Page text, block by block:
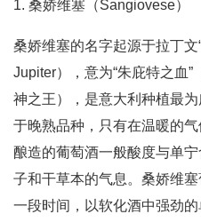
1. 桑娇维塞（Sangiovese）
桑娇维塞的名字起源于拉丁
Jupiter），意为“朱庇特之血
神之王），是意大利种植最
于晚熟品种，只有在温暖的
酿造的葡萄酒一般酸度与单
子和干草本的气息。桑娇维
一段时间，以软化酒中强劲